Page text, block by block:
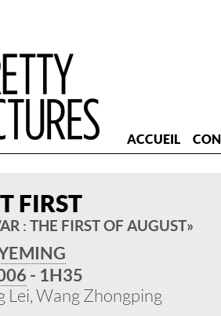
ACCUEIL
FIRST
: THE FIRST OF AUGUST »
- 1H35
Lei, Wang Zhongping